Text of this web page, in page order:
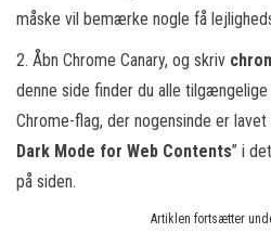
måske vil bemærke nogle få
2. Åbn Chrome Canary, og skriv
denne side finder du alle
Chrome-flag, der nogensinde er
Dark Mode for Web Contents” i
på siden.
Artiklen fortsætter